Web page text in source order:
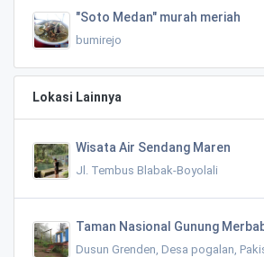
"Soto Medan" murah meriah
bumirejo
Lokasi Lainnya
Wisata Air Sendang Maren
Jl. Tembus Blabak-Boyolali
Taman Nasional Gunung
Dusun Grenden, Desa pogalan,